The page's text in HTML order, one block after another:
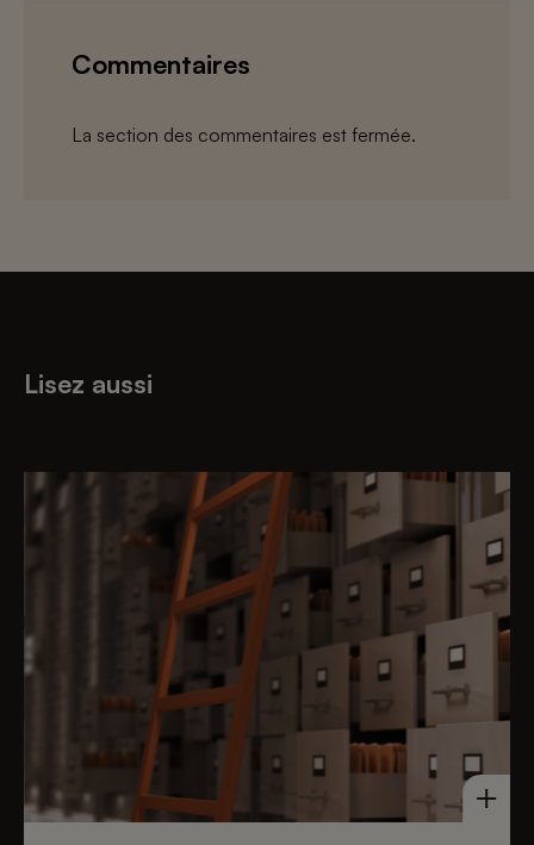
Commentaires
La section des commentaires est fermée.
Lisez aussi